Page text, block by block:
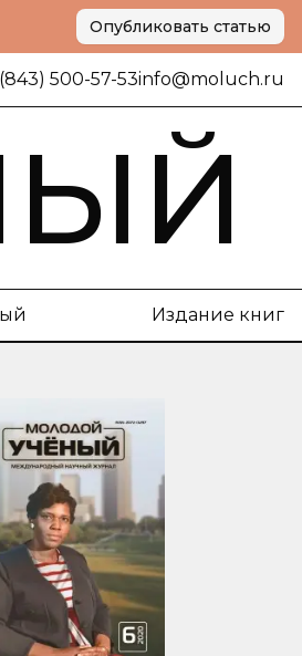
Опубликовать статью
500-57-53info@moluch.ru
Издание книг